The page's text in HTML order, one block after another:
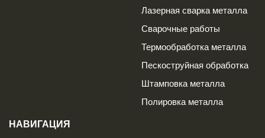
Лазерная сварка металла
Сварочные работы
Термообработка металла
Пескоструйная обработка
Штамповка металла
Полировка металла
НАВИГАЦИЯ